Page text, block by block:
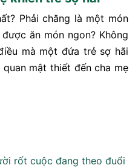
Phải chăng là một món
ăn món ngon? Không
mà một đứa trẻ sợ hãi
mật thiết đến cha mẹ
rốt cuộc đang theo đuổi